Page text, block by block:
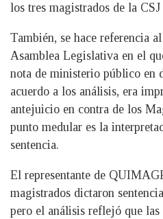
los tres magistrados de la
También, se hace referencia
Asamblea Legislativa en el
nota de ministerio público en
acuerdo a los análisis, era
antejuicio en contra de los
punto medular es la
sentencia.
El representante de
magistrados dictaron
pero el análisis reflejó que las